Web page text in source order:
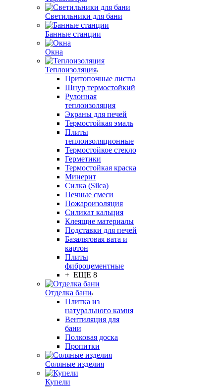
Светильники для бани
Банные станции
Окна
Теплоизоляция
Притопочные листы
Шнур термостойкий
Рулонная
теплоизоляция
Экраны для печей
Термостойкая эмаль
Плиты
теплоизоляционные
Термостойкое стекло
Герметики
Термостойкая краска
Минерит
Силка (Silca)
Печные смеси
Пожароизоляция
Силикат кальция
Клеящие материалы
Подставки для печей
Базальтовая вата и
картон
Плиты
фиброцементные
+ ЕЩЕ 8
Отделка бани
Плитка из
натурального камня
Вентиляция для
бани
Полковая доска
Пропитки
Соляные изделия
Купели